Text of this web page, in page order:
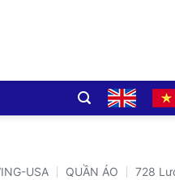
USA QUẦN ÁO 728